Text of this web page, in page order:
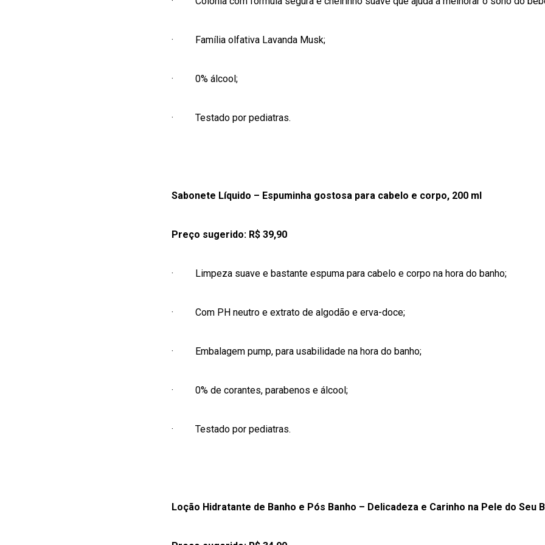
· Família olfativa Lavanda Musk;
· 0% álcool;
· Testado por pediatras.
Sabonete Líquido – Espuminha gostosa para cabelo e corpo, 200 ml
Preço sugerido: R$ 39,90
· Limpeza suave e bastante espuma para cabelo e corpo na hora do banho;
· Com PH neutro e extrato de algodão e erva-doce;
· Embalagem pump, para usabilidade na hora do banho;
· 0% de corantes, parabenos e álcool;
· Testado por pediatras.
Loção Hidratante de Banho e Pós Banho – Delicadeza e Carinho na Pele do Seu